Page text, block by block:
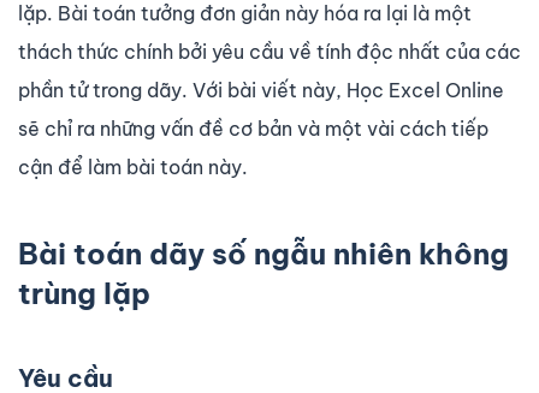
lặp. Bài toán tưởng đơn giản này hóa ra lại là một
thách thức chính bởi yêu cầu về tính độc nhất của các
phần tử trong dãy. Với bài viết này, Học Excel Online
sẽ chỉ ra những vấn đề cơ bản và một vài cách tiếp
cận để làm bài toán này.
Bài toán dãy số ngẫu nhiên không
trùng lặp
Yêu cầu